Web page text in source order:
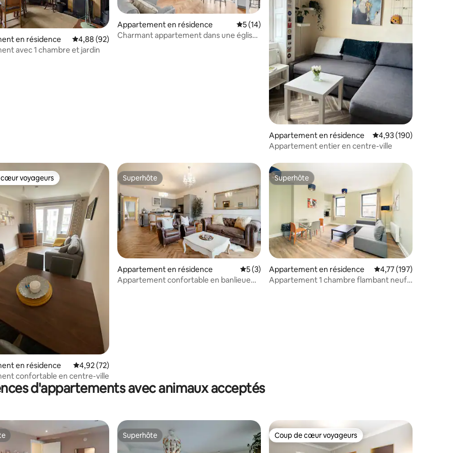
sur la base de 25 commentaires : 5 sur 5
en résidence Évaluation moyenne sur la base de 92 commentaires : 4,88 sur 5
4,88 (92)
avec 1 chambre et jardin
Appartement en résidence Évaluation moyenne sur la base de 14 commentaires : 5 sur 5
5 (14)
Charmant appartement dans une église
Appartement en résidence Évaluation moyenne
4,93 (190)
Appartement entier en centre-ville
base de 526 commentaires : 4,97 sur 5
cœur voyageurs
voyageurs
en résidence Évaluation moyenne sur la base de 72 commentaires : 4,92 sur 5
4,92 (72)
confortable en centre-ville
Superhôte
Superhôte
Appartement en résidence Évaluation moyenne sur la base de 3 commentaires : 5 sur 5
5 (3)
Appartement confortable en banlieue
Superhôte
Superhôte
Appartement en résidence Évaluation moyenne
4,77 (197)
Appartement 1 chambre flambant neuf,
d'appartements avec animaux acceptés
Superhôte
Superhôte Coup de cœur voyageurs
Coup de cœur voyageurs